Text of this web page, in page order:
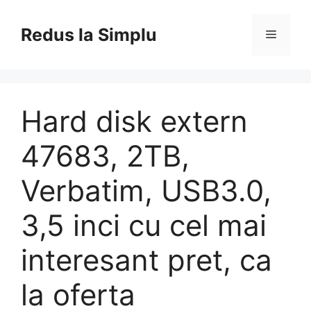
contentRedus la Simplu Menu
Hard disk extern
47683, 2TB,
Verbatim, USB3.0,
3,5 inci cu cel mai
interesant pret, ca
la oferta